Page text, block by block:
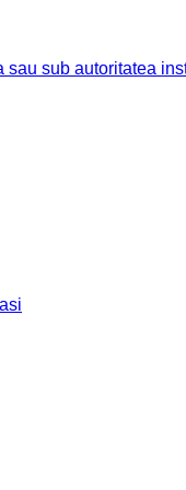
sau sub autoritatea